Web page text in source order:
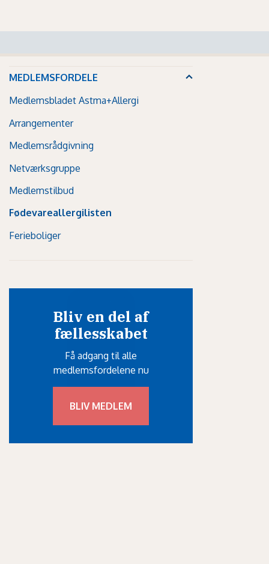
MEDLEMSFORDELE
Medlemsbladet Astma+Allergi
Arrangementer
Medlemsrådgivning
Netværksgruppe
Medlemstilbud
Fødevareallergilisten
Ferieboliger
Bliv en del af
fællesskabet
Få adgang til alle
medlemsfordelene nu
BLIV MEDLEM